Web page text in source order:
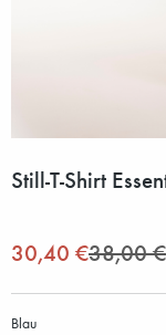
Still-T-Shirt
30,40 €38,00 €
Blau